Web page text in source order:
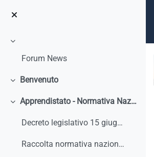
Collapse
Forum News
Collapse
Benvenuto
Collapse
Apprendistato - Normativa Nazionale
Decreto legislativo 15 giugno 2015, n. 81 - Discip...
Raccolta normativa nazionale